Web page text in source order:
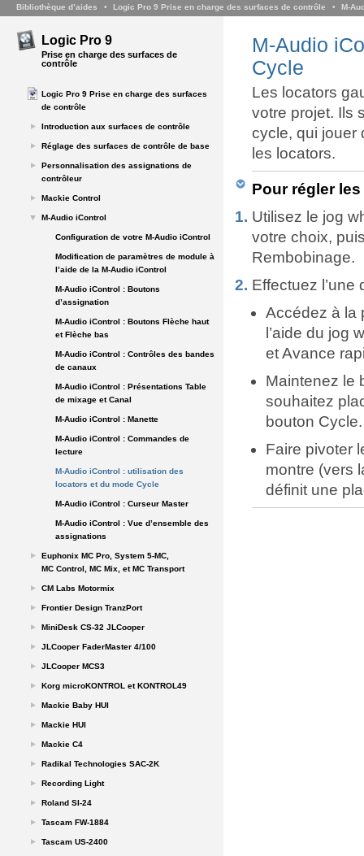
Bibliothèque d’aides Logic Pro 9 Prise en charge des surfaces de contrôle M-
Logic Pro 9
Prise en charge des surfaces de
contrôle
Logic Pro 9 Prise en charge des surfaces
de contrôle
Introduction aux surfaces de contrôle
Réglage des surfaces de contrôle de base
Personnalisation des assignations de
contrôleur
Mackie Control
M-Audio iControl
Configuration de votre M-Audio iControl
Modification de paramètres de module à
l’aide de la M-Audio iControl
M-Audio iControl : Boutons
d’assignation
M-Audio iControl : Boutons Flèche haut
et Flèche bas
M-Audio iControl : Contrôles des bandes
de canaux
M-Audio iControl : Présentations Table
de mixage et Canal
M-Audio iControl : Manette
M-Audio iControl : Commandes de
lecture
M-Audio iControl : utilisation des
locators et du mode Cycle
M-Audio iControl : Curseur Master
M-Audio iControl : Vue d’ensemble des
assignations
Euphonix MC Pro, System 5-MC,
MC Control, MC Mix, et MC Transport
CM Labs Motormix
Frontier Design TranzPort
MiniDesk CS-32 JLCooper
JLCooper FaderMaster 4/100
JLCooper MCS3
Korg microKONTROL et KONTROL49
Mackie Baby HUI
Mackie HUI
Mackie C4
Radikal Technologies SAC-2K
Recording Light
Roland SI-24
Tascam FW-1884
Tascam US-2400
M-Audio
Cycle
Les locators
votre projet. Ils
cycle, qui jouer
les locators.
Pour régler
Utilisez le jog
votre choix,
Rembobinage.
Effectuez
Accédez à la
l’aide du jog
et Avance
Maintenez le
souhaitez
bouton Cycle.
Faire pivoter
montre (vers
définit une